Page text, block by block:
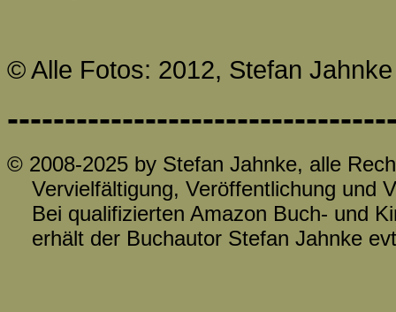
© Alle Fotos: 2012, Stefan Jahnke
© 2008-2025 by Stefan Jahnke, alle
Vervielfältigung, Veröffentlichung und
Bei qualifizierten Amazon Buch- und
erhält der Buchautor Stefan Jahnke